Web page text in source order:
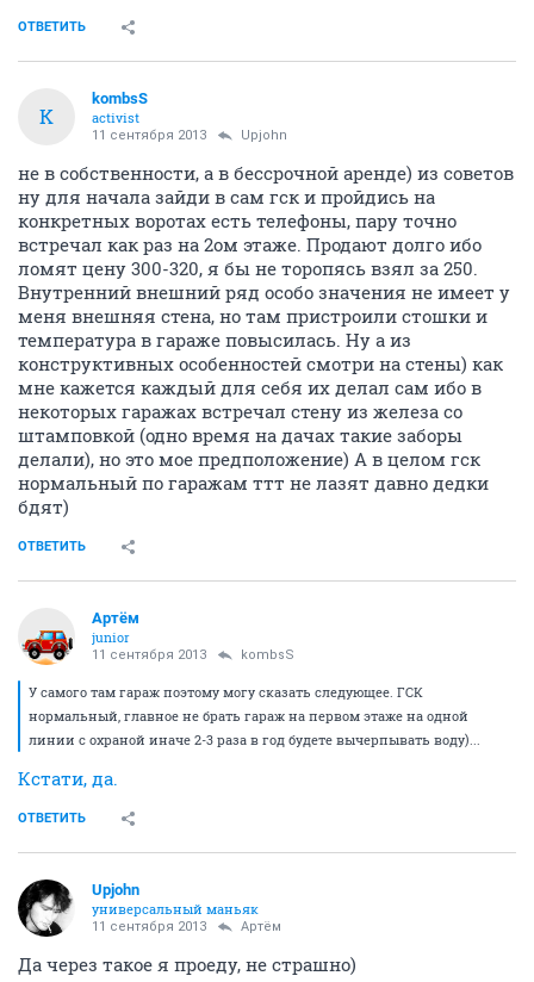
ОТВЕТИТЬ
K
kombsS
activist
11 сентября 2013 Upjohn
не в собственности, а в бессрочной аренде) из советов
ну для начала зайди в сам гск и пройдись на
конкретных воротах есть телефоны, пару точно
встречал как раз на 2ом этаже. Продают долго ибо
ломят цену 300-320, я бы не торопясь взял за 250.
Внутренний внешний ряд особо значения не имеет у
меня внешняя стена, но там пристроили стошки и
температура в гараже повысилась. Ну а из
конструктивных особенностей смотри на стены) как
мне кажется каждый для себя их делал сам ибо в
некоторых гаражах встречал стену из железа со
штамповкой (одно время на дачах такие заборы
делали), но это мое предположение) А в целом гск
нормальный по гаражам ттт не лазят давно дедки
бдят)
ОТВЕТИТЬ
Артём
juniоr
11 сентября 2013 kombsS
У самого там гараж поэтому могу сказать следующее. ГСК
нормальный, главное не брать гараж на первом этаже на одной
линии с охраной иначе 2-3 раза в год будете вычерпывать воду)...
Кстати, да.
ОТВЕТИТЬ
Upjohn
универсальный маньяк
11 сентября 2013 Артём
Да через такое я проеду, не страшно)